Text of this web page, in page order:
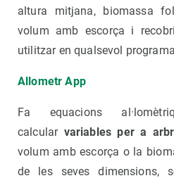
altura mitjana, biomassa
volum amb escorça i
utilitzar en qualsevol
Allometr App
Fa equacions
calcular variables per a
volum amb escorça o la
de les seves dimensions,